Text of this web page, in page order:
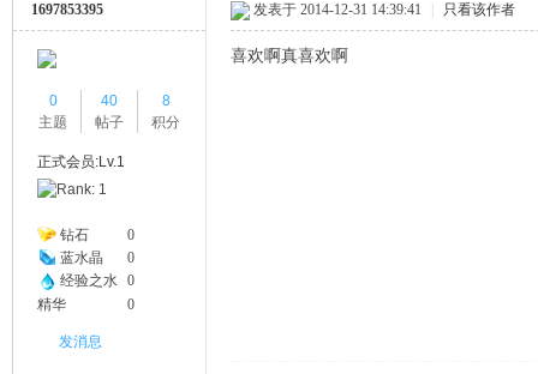
1697853395
0
主题
40
帖子
8
积分
正式会员:Lv.1
钻石
0
蓝水晶
0
经验之水 0
精华
0
发消息
发表于 2014-12-31 14:39:41 只看该作者
喜欢啊真喜欢啊